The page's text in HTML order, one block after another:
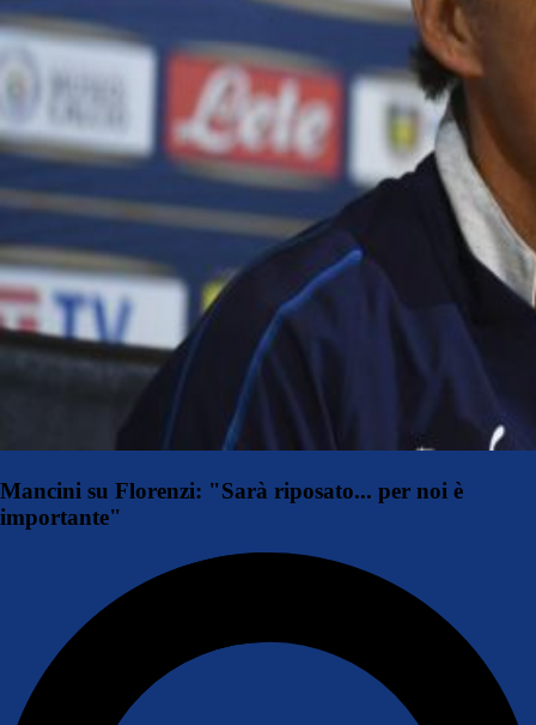
Mancini su Florenzi: "Sarà riposato... per noi è
importante"